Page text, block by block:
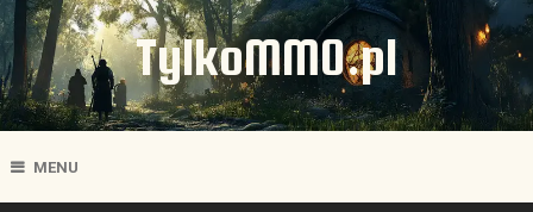
TylkoMMO.pl
MENU